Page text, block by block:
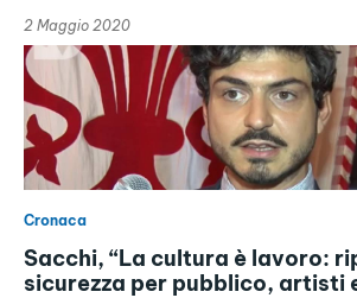
2 Maggio 2020
Cronaca
Sacchi, “La cultura è lavoro:
sicurezza per pubblico, artisti